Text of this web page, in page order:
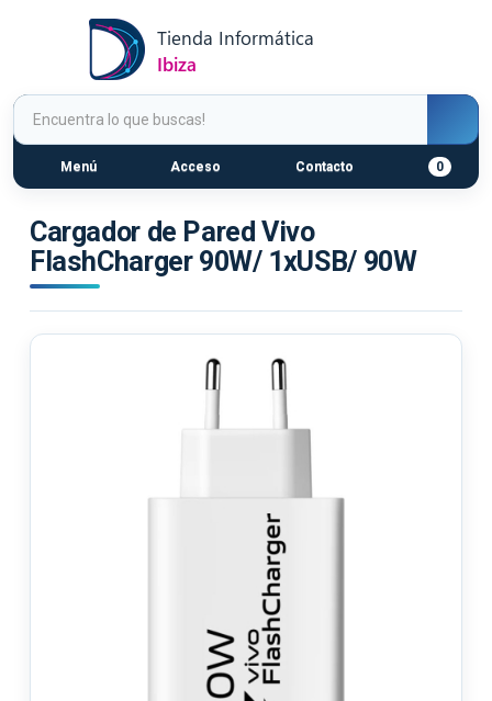
Menú Acceso Contacto 0
Cargador de Pared Vivo
FlashCharger 90W/ 1xUSB/ 90W